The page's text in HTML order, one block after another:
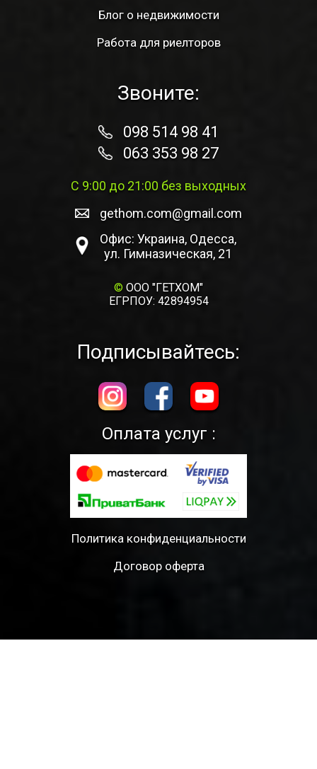
Блог о недвижимости
Работа для риелторов
Звоните:
098 514 98 41
063 353 98 27
С 9:00 до 21:00 без выходных
gethom.com@gmail.com
Офис: Украина, Одесса,
ул. Гимназическая, 21
© ООО "ГЕТХОМ"
ЕГРПОУ: 42894954
Подписывайтесь:
Оплата услуг :
Политика конфиденциальности
Договор оферта